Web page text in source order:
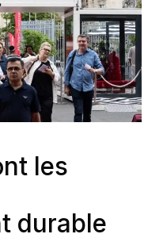
les
durable